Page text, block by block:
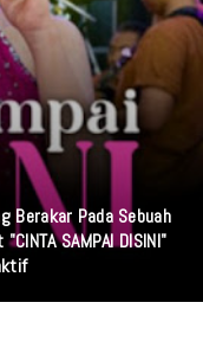
Berakar Pada Sebuah
SAMPAI DISINI"